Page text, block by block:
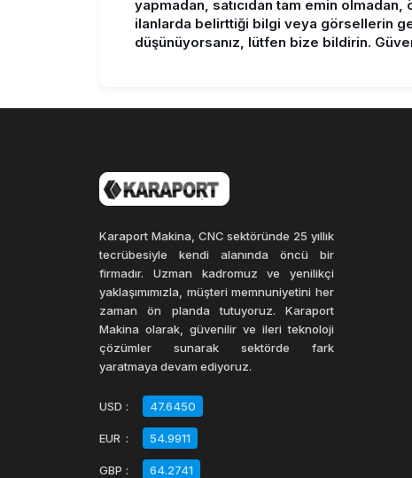
yapmadan, satıcıdan tam emin
ilanlarda belirttiği bilgi veya görsellerin
düşünüyorsanız, lütfen bize bildirin.
Karaport Makina, CNC sektöründe 25 yıllık
tecrübesiyle kendi alanında öncü bir
firmadır. Uzman kadromuz ve yenilikçi
yaklaşımımızla, müşteri memnuniyetini her
zaman ön planda tutuyoruz. Karaport
Makina olarak, güvenilir ve ileri teknoloji
çözümler sunarak sektörde fark
yaratmaya devam ediyoruz.
USD : 47.6450
EUR : 54.9911
GBP : 64.2741